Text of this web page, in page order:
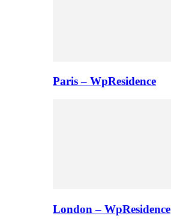
Paris – WpResidence
London – WpResidence